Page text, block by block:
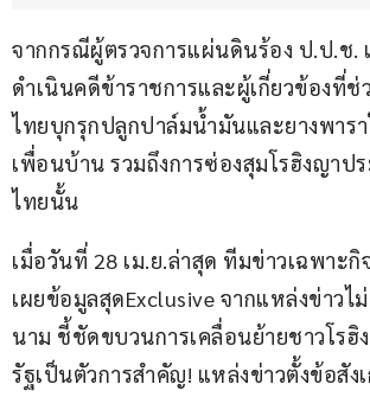
จากกรณีผู้ตรวจการแผ่นดินร้อง ป.ป.ช.
ดำเนินคดีข้าราชการและผู้เกี่ยวข้องที่
ไทยบุกรุกปลูกปาล์มน้ำมันและยางพาร
เพื่อนบ้าน รวมถึงการซ่องสุมโรฮิงญาป
ไทยนั้น
เมื่อวันที่ 28 เม.ย.ล่าสุด ทีมข่าวเฉพาะกิ
เผยข้อมูลสุดExclusive จากแหล่งข่าวไ
นาม ชี้ชัดขบวนการเคลื่อนย้ายชาวโรฮิ
รัฐเป็นตัวการสำคัญ! แหล่งข่าวตั้งข้อสัง